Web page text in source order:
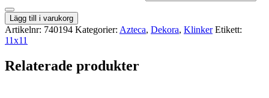
Lägg till i varukorg
Artikelnr: 740194 Kategorier: Azteca, Dekora, Klinker Etikett:
11x11
Relaterade produkter